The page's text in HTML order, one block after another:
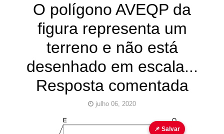
O polígono AVEQP da
figura representa um
terreno e não está
desenhado em escala...
Resposta comentada
julho 06, 2020
geometria plana 📌 Salvar